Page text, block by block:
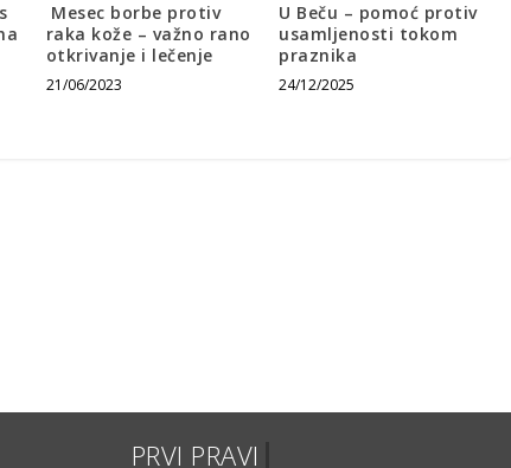
Mesec borbe protiv
raka kože – važno rano
otkrivanje i lečenje
21/06/2023
U Beču – pomoć protiv
usamljenosti tokom
praznika
24/12/2025